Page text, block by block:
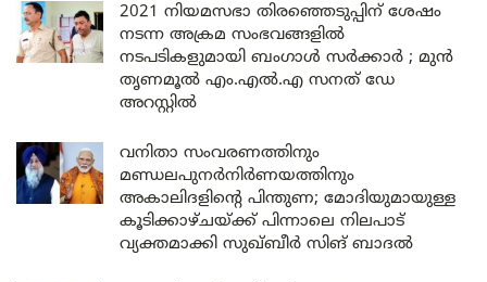
2021 നിയമസഭാ തിരഞ്ഞെടുപ്പിന് ശേഷം
നടന്ന അക്രമ സംഭവങ്ങളിൽ
നടപടികളുമായി ബംഗാൾ സർക്കാർ ; മുൻ
തൃണമൂൽ എം.എൽ.എ സനത് ഡേ
അറസ്റ്റിൽ
വനിതാ സംവരണത്തിനും
മണ്ഡലപുനർനിർണയത്തിനും
അകാലിദളിന്റെ പിന്തുണ; മോദിയുമായുള്ള
കൂടിക്കാഴ്ചയ്ക്ക് പിന്നാലെ നിലപാട്
വ്യക്തമാക്കി സുഖ്ബീർ സിങ് ബാദൽ